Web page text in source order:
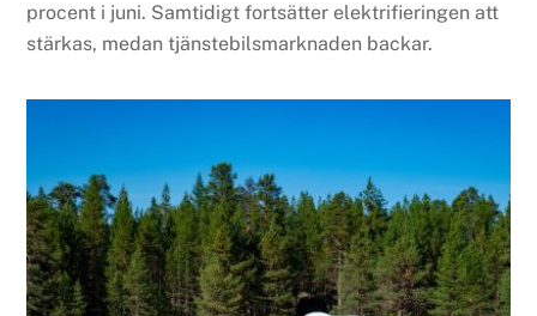
procent i juni. Samtidigt fortsätter elektrifieringen att
stärkas, medan tjänstebilsmarknaden backar.